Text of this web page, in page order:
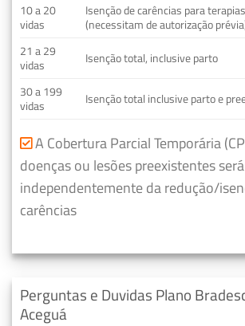
10 a 20
vidas
Isenção de carências para
(necessitam de autorização
21 a 29
vidas
Isenção total, inclusive parto
30 a 199
vidas
Isenção total inclusive parto e
A Cobertura Parcial Temporária
doenças ou lesões preexistentes
independentemente da redução/
carências
Perguntas e Duvidas Plano
Aceguá